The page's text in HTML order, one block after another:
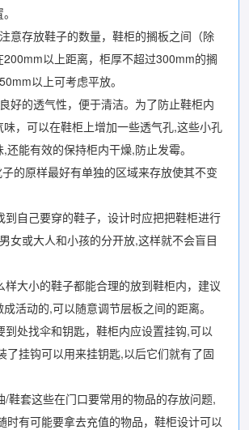
意存放鞋子的数量，鞋柜的搁板之间（除
以上距离，柜厚不超过300mm的搁
以上可考虑平放。
好的透气性，便于清洁。为了防止鞋柜内
，可以在鞋柜上增加一些透气孔,这些小孔
还能有效的保持柜内干燥,防止发霉。
的原样最好有单独的区域来存放使其不变
到自己要穿的鞋子，设计时应把把鞋柜进行
女或大人和小孩的分开放,这样就不会盲目
样大小的鞋子都能合理的放到鞋柜内，建议
活动的,可以随意调节层板之间的距离。
到处找伞和钥匙，鞋柜内应设置挂钩,可以
了挂钩可以用来挂钥匙,以后它们就有了固
/鞋套这些在门口要常用的物品的存放问题,
时有可能要拿去充值的物品，鞋柜设计可以